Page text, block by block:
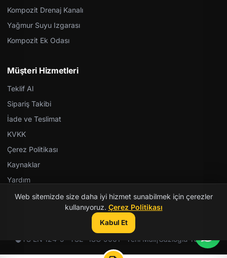
Kompozit Drenaj Kanalı
Yağmur Suyu Izgarası
Kompozit Ek Odası
Müşteri Hizmetleri
Teklif Al
Sipariş Takibi
İade ve Teslimat
KVKK
Çerez Politikası
Kaynaklar
Yardım
© 2026 Kent Teknik Kimya. Tüm hakları saklıdır.
TS EN 124-5 · TSE · ISO 9001 · Yerli Malı|Gazioğlu Yazılım
Web sitemizde size daha iyi hizmet sunabilmek için çerezler
kullanıyoruz. Çerez Politikası
Kabul Et